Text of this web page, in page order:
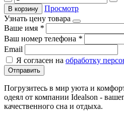
В корзину
Просмотр
Узнать цену товара
Ваше имя *
Ваш номер телефона *
Email
Я согласен на обработку
Отправить
Погрузитесь в мир уюта и
одеял от компании Idealson -
качественного сна и отдыха.